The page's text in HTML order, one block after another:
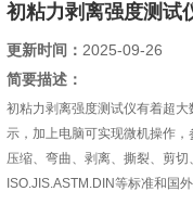
初粘力剥离强度测试
更新时间： 2025-09-26
简要描述：
初粘力剥离强度测试仪有着超
示，加上电脑可实现微机操作，
压缩、弯曲、剥离、撕裂、剪
ISO.JIS.ASTM.DIN等标准和国